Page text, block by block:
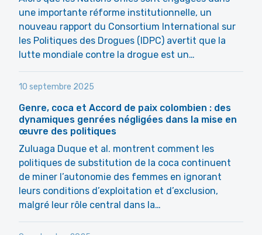
une importante réforme institutionnelle, un
nouveau rapport du Consortium International sur
les Politiques des Drogues (IDPC) avertit que la
lutte mondiale contre la drogue est un…
10 septembre 2025
Genre, coca et Accord de paix colombien : des
dynamiques genrées négligées dans la mise en
œuvre des politiques
Zuluaga Duque et al. montrent comment les
politiques de substitution de la coca continuent
de miner l’autonomie des femmes en ignorant
leurs conditions d’exploitation et d’exclusion,
malgré leur rôle central dans la…